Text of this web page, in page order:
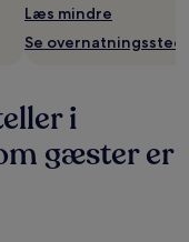
Læs mindre
Se
i
gæster er